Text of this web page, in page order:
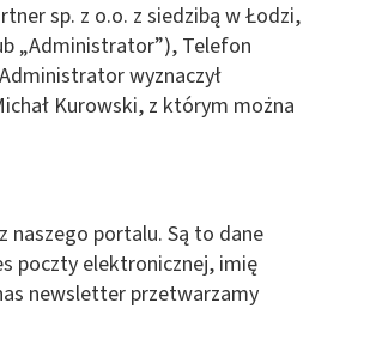
sp. z o.o. z siedzibą w Łodzi,
„Administrator”), Telefon
wyznaczył
Kurowski, z którym można
naszego portalu. Są to dane
poczty elektronicznej, imię
newsletter przetwarzamy